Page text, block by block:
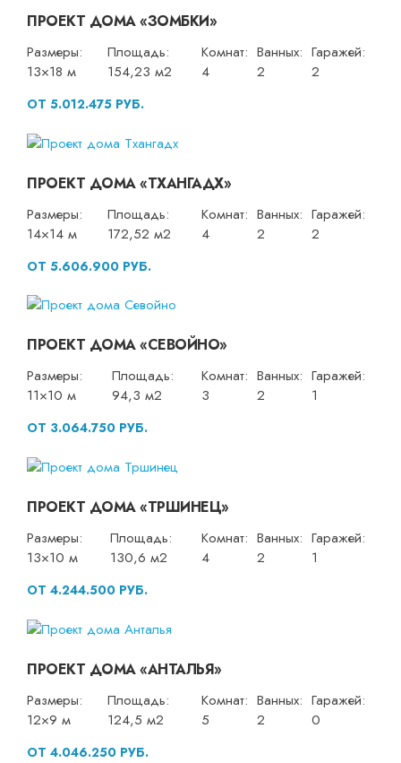
ПРОЕКТ ДОМА «ЗОМБКИ»
Размеры:
13×18 м
Площадь:
154,23 м2
Комнат:
4
Ванных:
2
Гаражей:
2
ОТ 5.012.475 РУБ.
ПРОЕКТ ДОМА «ТХАНГАДХ»
Размеры:
14×14 м
Площадь:
172,52 м2
Комнат:
4
Ванных:
2
Гаражей:
2
ОТ 5.606.900 РУБ.
ПРОЕКТ ДОМА «СЕВОЙНО»
Размеры:
11×10 м
Площадь:
94,3 м2
Комнат:
3
Ванных:
2
Гаражей:
1
ОТ 3.064.750 РУБ.
ПРОЕКТ ДОМА «ТРШИНЕЦ»
Размеры:
13×10 м
Площадь:
130,6 м2
Комнат:
4
Ванных:
2
Гаражей:
1
ОТ 4.244.500 РУБ.
ПРОЕКТ ДОМА «АНТАЛЬЯ»
Размеры:
12×9 м
Площадь:
124,5 м2
Комнат:
5
Ванных:
2
Гаражей:
0
ОТ 4.046.250 РУБ.